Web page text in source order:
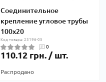
Соединительное
крепление угловое трубы
100х20
Код товара: 23196-05
0
110.12 грн. / шт.
Распродано